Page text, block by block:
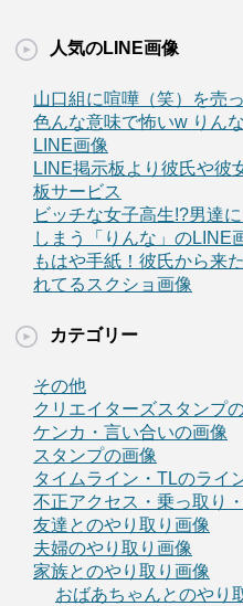
人気のLINE画像
山口組に喧嘩（笑）を売
色んな意味で怖いw りん
LINE画像
LINE掲示板より彼氏や彼
板サービス
ビッチな女子高生!?男達
しまう「りんな」のLINE
もはや手紙！彼氏から来
れてるスクショ画像
カテゴリー
その他
クリエイターズスタンプ
ケンカ・言い合いの画像
スタンプの画像
タイムライン・TLのライ
不正アクセス・乗っ取り
友達とのやり取り画像
夫婦のやり取り画像
家族とのやり取り画像
おばあちゃんとのやり